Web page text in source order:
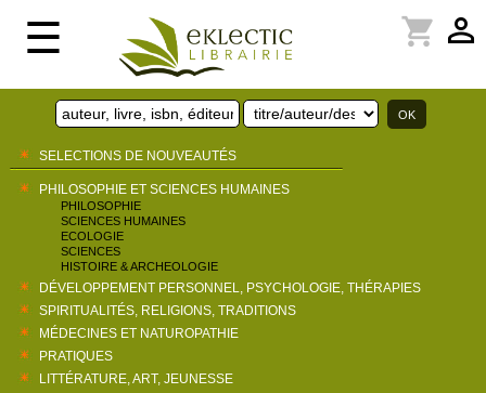
☰ perm_identity
shopping_cart
SELECTIONS DE NOUVEAUTÉS
PHILOSOPHIE ET SCIENCES HUMAINES
PHILOSOPHIE
SCIENCES HUMAINES
ECOLOGIE
SCIENCES
HISTOIRE & ARCHEOLOGIE
DÉVELOPPEMENT PERSONNEL, PSYCHOLOGIE, THÉRAPIES
SPIRITUALITÉS, RELIGIONS, TRADITIONS
MÉDECINES ET NATUROPATHIE
PRATIQUES
LITTÉRATURE, ART, JEUNESSE